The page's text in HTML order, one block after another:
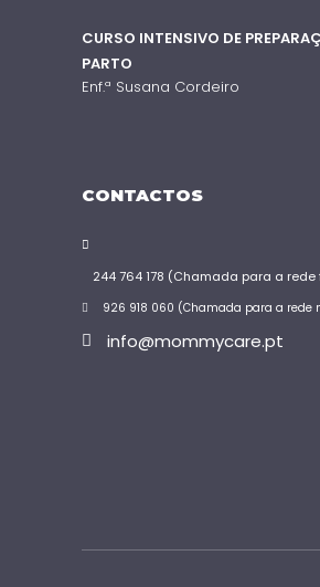
CURSO INTENSIVO DE
PARTO
Enf.ª Susana Cordeiro
CONTACTOS
244 764 178 (Chamada para a
926 918 060 (Chamada para a rede
info@mommycare.pt